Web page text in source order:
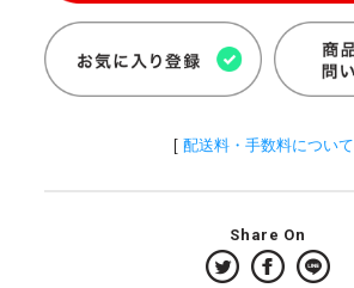
[ 配送料・手数料について
Share On